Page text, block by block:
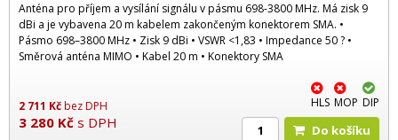
Anténa pro příjem a vysílání signálu v pásmu 698-3800 MHz. Má zisk 9
dBi a je vybavena 20 m kabelem zakončeným konektorem SMA. •
Pásmo 698–3800 MHz • Zisk 9 dBi • VSWR <1,83 • Impedance 50 ? •
Směrová anténa MIMO • Kabel 20 m • Konektory SMA
2 711 Kčbez DPH
3 280 Kč s DPH
HLS MOP DIP
Do košíku